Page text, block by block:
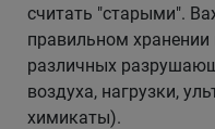
считать "старыми".
правильном
различных
воздуха, нагрузки,
химикаты).